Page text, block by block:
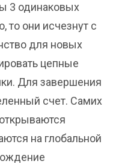
3 одинаковых
то они исчезнут с
для новых
цепные
Для завершения
счет. Самих
на глобальной